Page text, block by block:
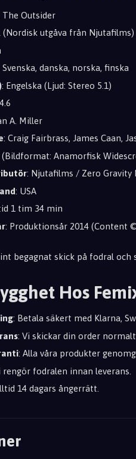
The Outsider
(Nordisk utgåva från Njutafilms)
Svenska, danska, norska, finska
: Engelska (Ljud: Stereo 5.1)
A. Miller
: Craig Fairbrass, James Caan,
(Bildformat: Anamorfisk
: Njutafilms / Zero Gravity
: USA
1 tim 34 min
: Produktionsår 2014 (Content
begagnat skick på fodral och
Hos
: Betala säkert med Klarna,
: Vi skickar din order
: Alla våra produkter
rengör fodralen innan leverans.
14 dagars ångerrätt.